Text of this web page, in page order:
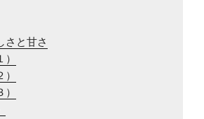
さと甘さ